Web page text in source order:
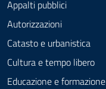
Appalti pubblici
Autorizzazioni
Catasto e urbanistica
Cultura e tempo libero
Educazione e formazione